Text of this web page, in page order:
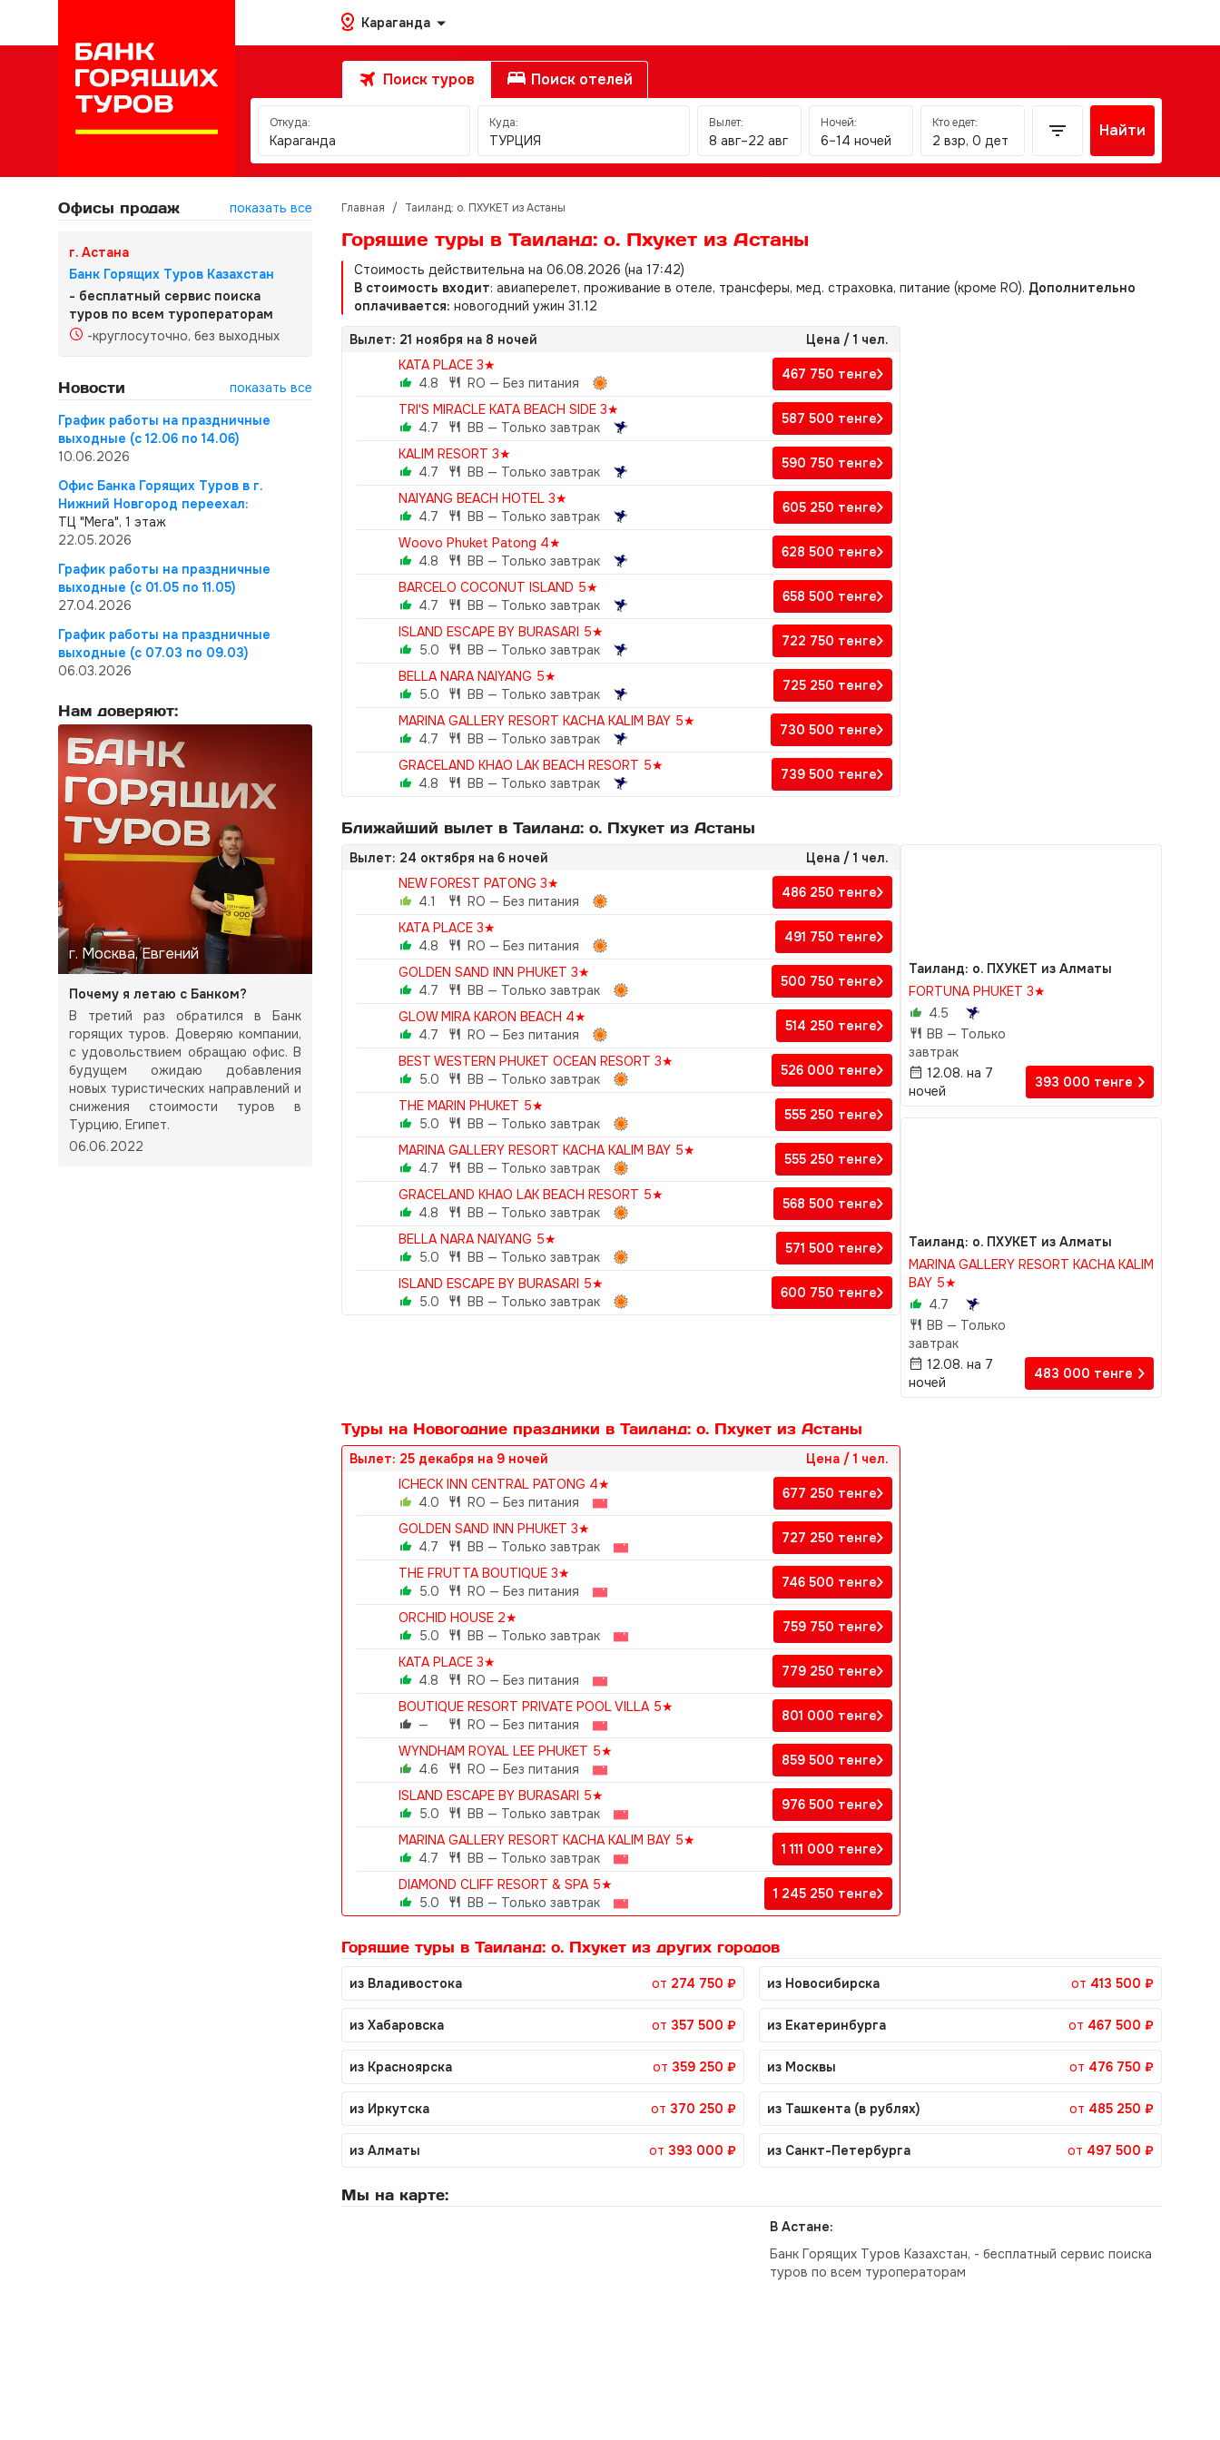
Караганда
Поиск туров Поиск отелей
Откуда:
Караганда
Куда:
ТУРЦИЯ
Вылет:
8 авг–22 авг
Ночей:
6–14 ночей
Кто едет:
2 взр, 0 дет
Найти
Офисы продаж показать все
г. Астана
Банк Горящих Туров Казахстан
- бесплатный сервис поиска
туров по всем туроператорам
-круглосуточно, без выходных
Новости
показать все
График работы на праздничные
выходные (с 12.06 по 14.06)
10.06.2026
Офис Банка Горящих Туров в г.
Нижний Новгород переехал:
ТЦ "Мега", 1 этаж
22.05.2026
График работы на праздничные
выходные (с 01.05 по 11.05)
27.04.2026
График работы на праздничные
выходные (с 07.03 по 09.03)
06.03.2026
Нам доверяют:
г. Москва, Евгений
Почему я летаю с Банком?
В третий раз обратился в Банк
горящих туров. Доверяю компании,
с удовольствием обращаю офис. В
будущем ожидаю добавления
новых туристических направлений и
снижения стоимости туров в
Турцию, Египет.
06.06.2022
Главная / Таиланд: о. ПХУКЕТ из Астаны
Горящие туры в Таиланд: о. Пхукет из Астаны
Стоимость действительна на 06.08.2026 (на 17:42)
В стоимость входит: авиаперелет, проживание в отеле, трансферы, мед. страховка, питание (кроме RO). Дополнительно
оплачивается: новогодний ужин 31.12
Вылет: 21 ноября на 8 ночей
Цена / 1 чел.
KATA PLACE 3★
4.8
RO — Без питания
467 750 тенге
TRI'S MIRACLE KATA BEACH SIDE 3★
4.7
BB — Только завтрак
587 500 тенге
KALIM RESORT 3★
4.7
BB — Только завтрак
590 750 тенге
NAIYANG BEACH HOTEL 3★
4.7
BB — Только завтрак
605 250 тенге
Woovo Phuket Patong 4★
4.8
BB — Только завтрак
628 500 тенге
BARCELO COCONUT ISLAND 5★
4.7
BB — Только завтрак
658 500 тенге
ISLAND ESCAPE BY BURASARI 5★
5.0
BB — Только завтрак
722 750 тенге
BELLA NARA NAIYANG 5★
5.0
BB — Только завтрак
725 250 тенге
MARINA GALLERY RESORT KACHA KALIM BAY 5★
4.7
BB — Только завтрак
730 500 тенге
GRACELAND KHAO LAK BEACH RESORT 5★
4.8
BB — Только завтрак
739 500 тенге
Ближайший вылет в Таиланд: о. Пхукет из Астаны
Вылет: 24 октября на 6 ночей
Цена / 1 чел.
NEW FOREST PATONG 3★
4.1
RO — Без питания
486 250 тенге
KATA PLACE 3★
4.8
RO — Без питания
491 750 тенге
GOLDEN SAND INN PHUKET 3★
4.7
BB — Только завтрак
500 750 тенге
GLOW MIRA KARON BEACH 4★
4.7
RO — Без питания
514 250 тенге
BEST WESTERN PHUKET OCEAN RESORT 3★
5.0
BB — Только завтрак
526 000 тенге
THE MARIN PHUKET 5★
5.0
BB — Только завтрак
555 250 тенге
MARINA GALLERY RESORT KACHA KALIM BAY 5★
4.7
BB — Только завтрак
555 250 тенге
GRACELAND KHAO LAK BEACH RESORT 5★
4.8
BB — Только завтрак
568 500 тенге
BELLA NARA NAIYANG 5★
5.0
BB — Только завтрак
571 500 тенге
ISLAND ESCAPE BY BURASARI 5★
5.0
BB — Только завтрак
600 750 тенге
Таиланд: о. ПХУКЕТ из Алматы
FORTUNA PHUKET 3★
4.5
BB — Только
завтрак
12.08. на 7
ночей
393 000 тенге
Таиланд: о. ПХУКЕТ из Алматы
MARINA GALLERY RESORT KACHA KALIM
BAY 5★
4.7
BB — Только
завтрак
12.08. на 7
ночей
483 000 тенге
Туры на Новогодние праздники в Таиланд: о. Пхукет из Астаны
Вылет: 25 декабря на 9 ночей
Цена / 1 чел.
ICHECK INN CENTRAL PATONG 4★
4.0
RO — Без питания
677 250 тенге
GOLDEN SAND INN PHUKET 3★
4.7
BB — Только завтрак
727 250 тенге
THE FRUTTA BOUTIQUE 3★
5.0
RO — Без питания
746 500 тенге
ORCHID HOUSE 2★
5.0
BB — Только завтрак
759 750 тенге
KATA PLACE 3★
4.8
RO — Без питания
779 250 тенге
BOUTIQUE RESORT PRIVATE POOL VILLA 5★
—
RO — Без питания
801 000 тенге
WYNDHAM ROYAL LEE PHUKET 5★
4.6
RO — Без питания
859 500 тенге
ISLAND ESCAPE BY BURASARI 5★
5.0
BB — Только завтрак
976 500 тенге
MARINA GALLERY RESORT KACHA KALIM BAY 5★
4.7
BB — Только завтрак
1 111 000 тенге
DIAMOND CLIFF RESORT & SPA 5★
5.0
BB — Только завтрак
1 245 250 тенге
Горящие туры в Таиланд: о. Пхукет из других городов
из Владивостока от 274 750 ₽
из Хабаровска от 357 500 ₽
из Красноярска от 359 250 ₽
из Иркутска от 370 250 ₽
из Алматы от 393 000 ₽
из Новосибирска от 413 500 ₽
из Екатеринбурга от 467 500 ₽
из Москвы от 476 750 ₽
из Ташкента (в рублях) от 485 250 ₽
из Санкт-Петербурга от 497 500 ₽
Мы на карте:
В Астане:
Банк Горящих Туров Казахстан, - бесплатный сервис поиска
туров по всем туроператорам